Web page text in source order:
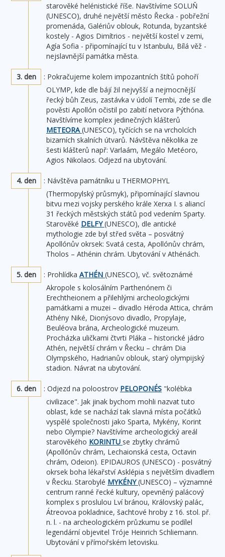
starověké helénistické říše. Navštívíme SOLUŇ
(UNESCO), druhé největší město Řecka - pobřežní
promenáda, Galériův oblouk, Rotunda, byzantské
kostely - Agios Dimítrios - největší kostel v zemi,
Agía Sofia - připomínající tu v Istanbulu, Bílá věž -
nejslavnější památka města.
3. den
: Pokračujeme kolem impozantních štítů pohoří
OLYMP, kde dle bájí žil nejvyšší a nejmocnější
řecký bůh Zeus, zastávka v údolí Tembi, zde se dle
pověsti Apollón očistil po zabití netvora Pýthóna.
Navštívíme komplex jedinečných klášterů
METEORA (UNESCO), tyčících se na vrcholcích
bizarních skalních útvarů. Návštěva několika ze
šesti klášterů např: Varlaám, Megálo Metéoro,
Agios Nikolaos. Odjezd na ubytování.
4. den
: Návštěva památníku u THERMOPHYL
(Thermopylský průsmyk), připomínající slavnou
bitvu mezi vojsky perského krále Xerxa I. s aliancí
31 řeckých městských států pod vedením Sparty.
Starověké DELFY(UNESCO), dle antické
mythologie zde byl střed světa – posvátný
Apollónův okrsek: Svatá cesta, Apollónův chrám,
Tholos – Athénin chrám. Ubytování v Athénách.
5. den : Prohlídka ATHÉN (UNESCO), vč. světoznámé
Akropole s kolosálním Parthenónem či
Erechtheionem a přilehlými archeologickými
památkami a muzei – divadlo Héroda Attica, chrám
Athény Niké, Dionýsovo divadlo, Propylaje,
Beuléova brána, Archeologické muzeum.
Procházka uličkami čtvrti Pláka – historické jádro
Athén, největší chrám v Řecku – chrám Dia
Olympského, Hadrianův oblouk, starý olympijský
stadion. Návrat na ubytování.
6. den : Odjezd na poloostrov PELOPONÉS "kolébka
civilizace". Jak jinak bychom mohli nazvat tuto
oblast, kde se nachází tak slavná místa počátků
vyspělé společnosti jako Sparta, Mykény, Korint
nebo Olympie? Navštívíme archeologický areál
starověkého KORINTU se zbytky chrámů
(Apollónův chrám, Lechaionská cesta, Octavin
chrám, Odeion). EPIDAUROS (UNESCO) - posvátný
okrsek boha lékařství Asklépia s největším divadlem
v Řecku. Starobylé MYKÉNY(UNESCO) – významné
centrum ranné řecké kultury, opevněný palácový
komplex s proslulou Lví bránou, Královský palác,
Átreovoa pokladnice, šachtové hroby z 16. stol. př.
n. l. - na archeologickém průzkumu se podílel
legendární objevitel Tróje Heinrich Schliemann.
Ubytování v přímořském letovisku.